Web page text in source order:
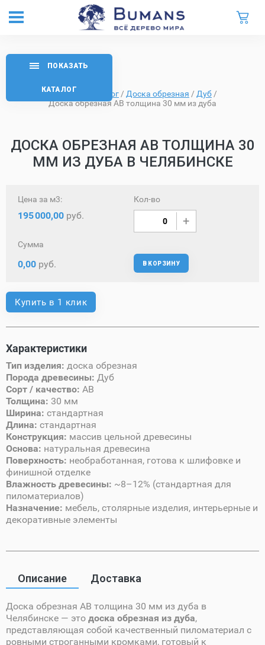
Главная Каталог / Доска обрезная / Дуб /
Доска обрезная AB толщина 30 мм из дуба
ДОСКА ОБРЕЗНАЯ AB ТОЛЩИНА 30
ММ ИЗ ДУБА В ЧЕЛЯБИНСКЕ
ПОКАЗАТЬ
КАТАЛОГ
Цена за м3:
195000,00 руб.
Кол-во
Сумма
0,00 руб. В КОРЗИНУ
Купить в 1 клик
Характеристики
Тип изделия: доска обрезная
Порода древесины: Дуб
Сорт / качество: AB
Толщина: 30 мм
Ширина: стандартная
Длина: стандартная
Конструкция: массив цельной древесины
Основа: натуральная древесина
Поверхность: необработанная, готова к шлифовке и
финишной отделке
Влажность древесины: ~8–12% (стандартная для
пиломатериалов)
Назначение: мебель, столярные изделия, интерьерные и
декоративные элементы
Описание Доставка
Доска обрезная AB толщина 30 мм из дуба в
Челябинске — это доска обрезная из дуба,
представляющая собой качественный пиломатериал с
ровными строганными кромками, готовый к